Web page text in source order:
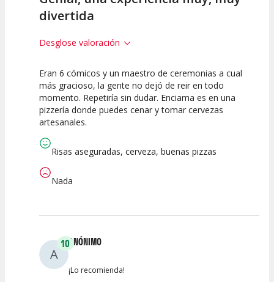
divertida
Desglose valoración
10
Calidad del
Espectáculo
10
Puesta en
Escena
10
Interpretación
artística
Eran 6 cómicos y un maestro de ceremonias a cual
más gracioso, la gente no dejó de reir en todo
momento. Repetiría sin dudar. Enciama es en una
pizzería donde puedes cenar y tomar cervezas
artesanales.
Risas aseguradas, cerveza, buenas pizzas
Nada
A
10ANÓNIMO
¡Lo recomienda!